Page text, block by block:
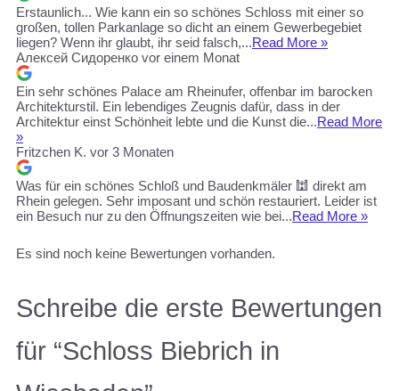
Erstaunlich... Wie kann ein so schönes Schloss mit einer so
großen, tollen Parkanlage so dicht an einem Gewerbegebiet
liegen? Wenn ihr glaubt, ihr seid falsch,...Read More »
Алексей Сидоренко vor einem Monat
Ein sehr schönes Palace am Rheinufer, offenbar im barocken
Architekturstil. Ein lebendiges Zeugnis dafür, dass in der
Architektur einst Schönheit lebte und die Kunst die...Read More
»
Fritzchen K. vor 3 Monaten
Was für ein schönes Schloß und Baudenkmäler 🕍 direkt am
Rhein gelegen. Sehr imposant und schön restauriert. Leider ist
ein Besuch nur zu den Öffnungszeiten wie bei...Read More »
Es sind noch keine Bewertungen vorhanden.
Schreibe die erste Bewertungen
für “Schloss Biebrich in